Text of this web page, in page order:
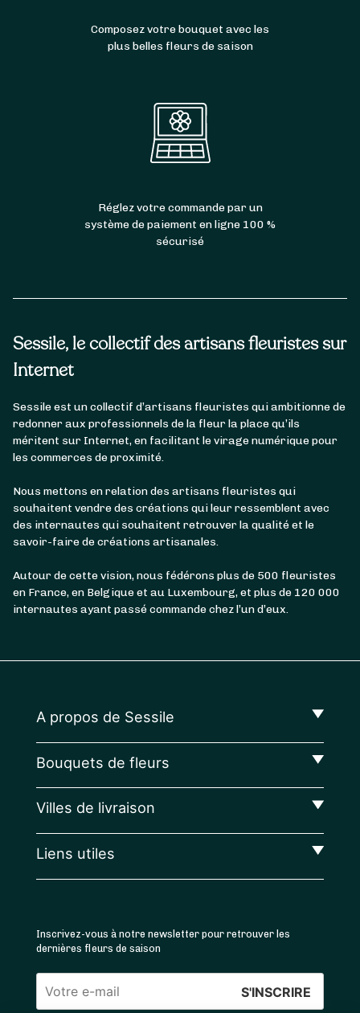
Sessile, le collectif des artisans fleuristes sur
Internet
Sessile est un collectif d’artisans fleuristes qui ambitionne de
redonner aux professionnels de la fleur la place qu’ils
méritent sur Internet, en facilitant le virage numérique pour
les commerces de proximité.
Nous mettons en relation des artisans fleuristes qui
souhaitent vendre des créations qui leur ressemblent avec
des internautes qui souhaitent retrouver la qualité et le
savoir-faire de créations artisanales.
Autour de cette vision, nous fédérons plus de 500 fleuristes
en France, en Belgique et au Luxembourg, et plus de 120 000
internautes ayant passé commande chez l’un d’eux.
Composez votre bouquet avec les
plus belles fleurs de saison
Réglez votre commande par un
système de paiement en ligne 100 %
sécurisé
A propos de Sessile
Bouquets de fleurs
Villes de livraison
Liens utiles
Inscrivez-vous à notre newsletter pour retrouver les
dernières fleurs de saison